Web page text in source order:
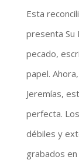
Esta
presenta Su
pecado,
papel.
Jeremías,
perfecta.
débiles y
grabados